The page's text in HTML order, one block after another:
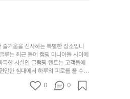
이
걸
리
는
순
갑’입
니
다.
일
상
에
분
하
고,
단
순
하
포
리
해
변
캠
핑!
거움을 선사하는 특별한 장소입니
는 최근 들어 캠핑 마니아들 사이에
한 시설인 글램핑 텐트는 고객들에
안한 침대에서 하루의 피로를 풀 수
련되어 있어 친구나 가족과 함께 좋
활동을 좋아하는 이들에게 더욱 참
0 0